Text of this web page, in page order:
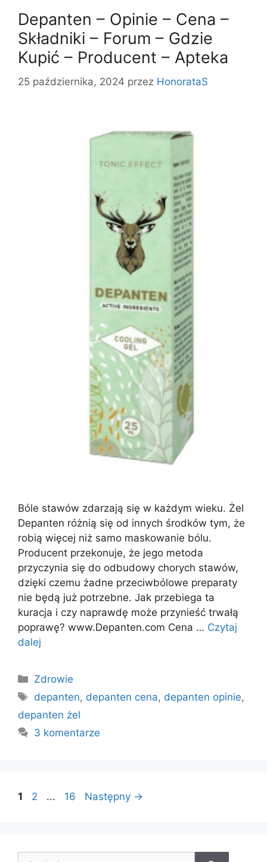
Depanten – Opinie – Cena –
Składniki – Forum – Gdzie
Kupić – Producent – Apteka
25 października, 2024 przez HonorataS
Bóle stawów zdarzają się w każdym wieku. Żel
Depanten różnią się od innych środków tym, że
robią więcej niż samo maskowanie bólu.
Producent przekonuje, że jego metoda
przyczynia się do odbudowy chorych stawów,
dzięki czemu żadne przeciwbólowe preparaty
nie będą już potrzebne. Jak przebiega ta
kuracja i czy naprawdę może przynieść trwałą
poprawę? www.Depanten.com Cena … Czytaj
dalej
Kategorie
Zdrowie
Tagi
depanten, depanten cena, depanten opinie,
depanten żel
3 komentarze
Strona
1 Strona
2 ... Strona
16 Następny →